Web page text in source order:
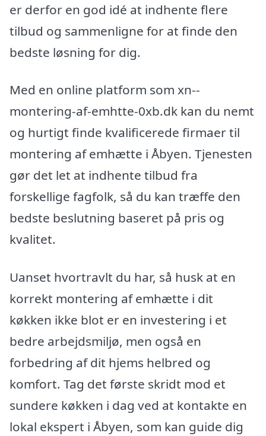
er derfor en god idé at indhente flere
tilbud og sammenligne for at finde den
bedste løsning for dig.
Med en online platform som xn--
montering-af-emhtte-0xb.dk kan du nemt
og hurtigt finde kvalificerede firmaer til
montering af emhætte i Åbyen. Tjenesten
gør det let at indhente tilbud fra
forskellige fagfolk, så du kan træffe den
bedste beslutning baseret på pris og
kvalitet.
Uanset hvortravlt du har, så husk at en
korrekt montering af emhætte i dit
køkken ikke blot er en investering i et
bedre arbejdsmiljø, men også en
forbedring af dit hjems helbred og
komfort. Tag det første skridt mod et
sundere køkken i dag ved at kontakte en
lokal ekspert i Åbyen, som kan guide dig